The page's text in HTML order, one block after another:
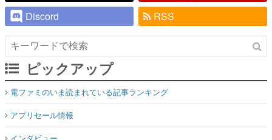
Discord
RSS
ピックアップ
電ファミのいま読まれている記事ランキング
アプリセール情報